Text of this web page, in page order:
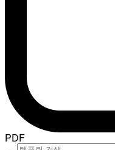
PDF